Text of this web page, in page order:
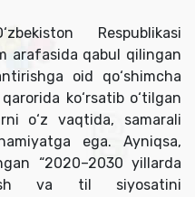
Respublikasi
arafasida qabul qilingan
oid qo‘shimcha
ko‘rsatib o‘tilgan
o‘z vaqtida, samarali
ega. Ayniqsa,
“2020–2030 yillarda
va til siyosatini